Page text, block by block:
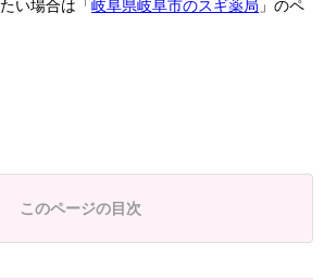
い場合は「岐阜県岐阜市のスギ薬局 」のペ
このページの目次